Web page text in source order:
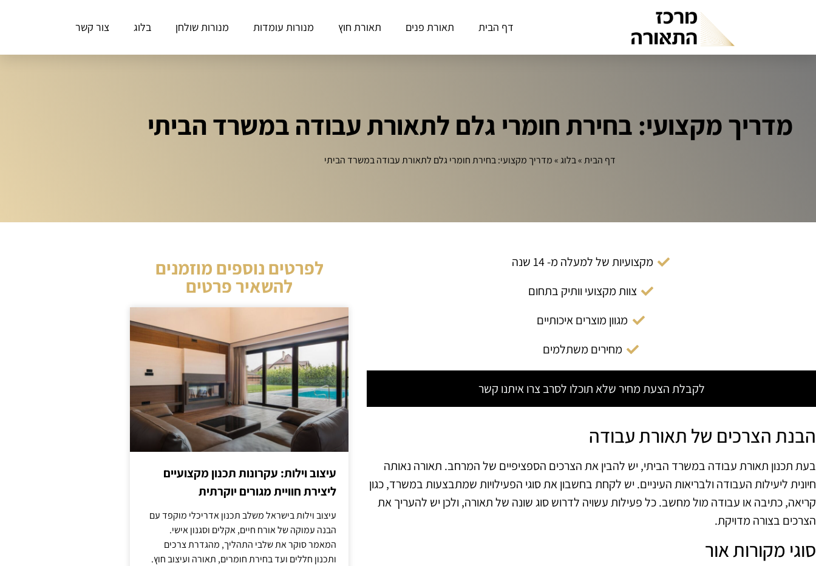
דף הבית תאורת פנים תאורת חוץ מנורות עומדות מנורות שולחן בלוג צור קשר
מדריך מקצועי: בחירת חומרי גלם לתאורת עבודה במשרד הביתי
דף הבית»בלוג»מדריך מקצועי: בחירת חומרי גלם לתאורת עבודה במשרד הביתי
מקצועיות של למעלה מ- 14 שנה
צוות מקצועי וותיק בתחום
מגוון מוצרים איכותיים
מחירים משתלמים
לקבלת הצעת מחיר שלא תוכלו לסרב צרו איתנו קשר
הבנת הצרכים של תאורת עבודה
בעת תכנון תאורת עבודה במשרד הביתי, יש להבין את הצרכים הספציפיים של המרחב. תאורה נאותה
חיונית ליעילות העבודה ולבריאות העיניים. יש לקחת בחשבון את סוגי הפעילויות שמתבצעות במשרד, כגון
קריאה, כתיבה או עבודה מול מחשב. כל פעילות עשויה לדרוש סוג שונה של תאורה, ולכן יש להעריך את
הצרכים בצורה מדויקת.
סוגי מקורות אור
לפרטים נוספים מוזמנים
להשאיר פרטים
עיצוב וילות: עקרונות תכנון מקצועיים
ליצירת חוויית מגורים יוקרתית
עיצוב וילות בישראל משלב תכנון אדריכלי מוקפד עם
הבנה עמוקה של אורח חיים, אקלים וסגנון אישי.
המאמר סוקר את שלבי התהליך, מהגדרת צרכים
ותכנון חללים ועד בחירת חומרים, תאורה ועיצוב חוץ.